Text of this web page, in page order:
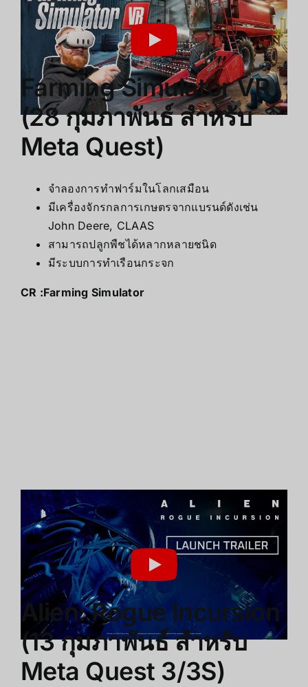
Farming Simulator VR
(28 กุมภาพันธ์ สำหรับ
Meta Quest)
จำลองการทำฟาร์มในโลกเสมือน
มีเครื่องจักรกลการเกษตรจากแบรนด์ดังเช่น
John Deere, CLAAS
สามารถปลูกพืชได้หลากหลายชนิด
มีระบบการทำเรือนกระจก
CR :Farming Simulator
Alien: Rogue Incursion
(13 กุมภาพันธ์ สำหรับ
Meta Quest 3/3S)